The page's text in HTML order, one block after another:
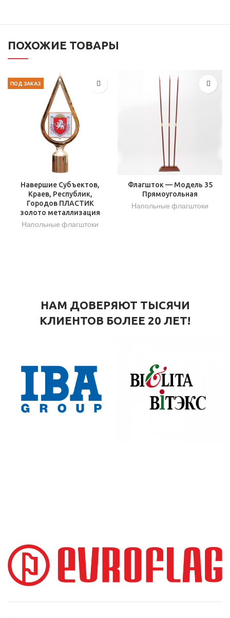
ПОХОЖИЕ ТОВАРЫ
ПОД ЗАКАЗ
Навершие Субъектов,
Краев, Республик,
Городов ПЛАСТИК
золото металлизация
Напольные флагштоки
Флагшток — Модель 35
Прямоугольная
Напольные флагштоки
НАМ ДОВЕРЯЮТ ТЫСЯЧИ
КЛИЕНТОВ БОЛЕЕ 20 ЛЕТ!